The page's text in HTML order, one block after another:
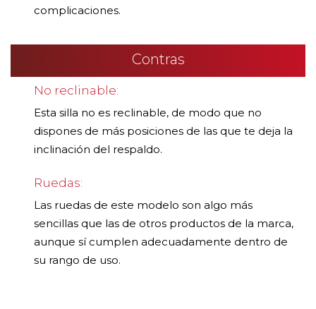
complicaciones.
Contras
No reclinable:
Esta silla no es reclinable, de modo que no
dispones de más posiciones de las que te deja la
inclinación del respaldo.
Ruedas:
Las ruedas de este modelo son algo más
sencillas que las de otros productos de la marca,
aunque sí cumplen adecuadamente dentro de
su rango de uso.